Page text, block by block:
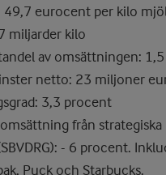
49,7 eurocent per kilo
miljarder kilo
av omsättningen:
netto: 23 miljoner
3,3 procent
från strategiska
- 6 procent.
Puck och Starbucks.